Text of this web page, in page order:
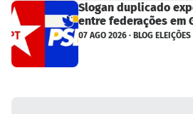
Slogan duplicado
entre federações em
07 AGO 2026 · BLOG